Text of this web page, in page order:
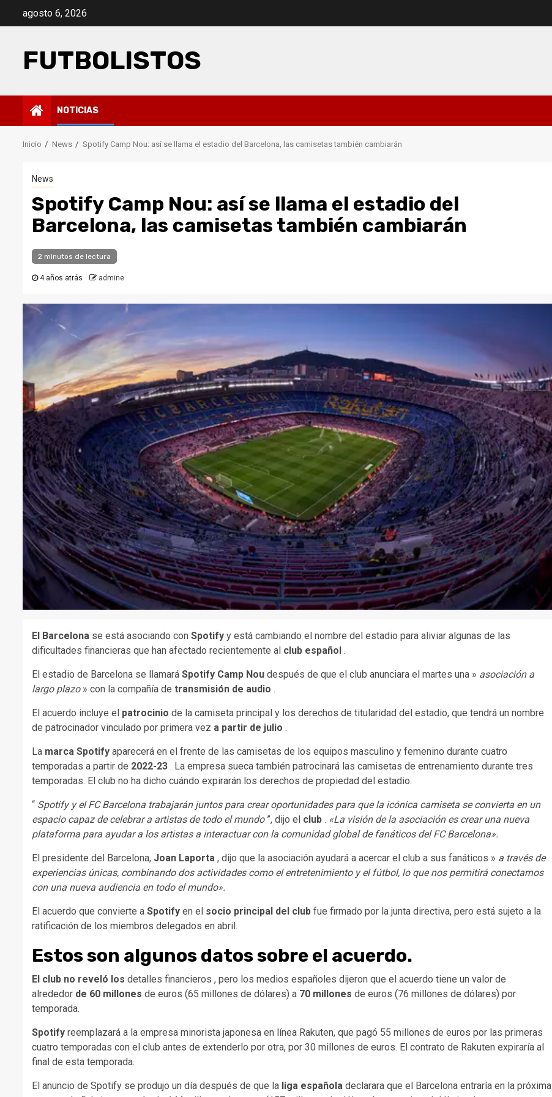
agosto 6, 2026
FUTBOLISTOS
NOTICIAS
Inicio News Spotify Camp Nou: así se llama el estadio del Barcelona, ​​las camisetas también cambiarán
News
Spotify Camp Nou: así se llama el estadio del
Barcelona, ​​las camisetas también cambiarán
2 minutos de lectura
4 años atrás admine
El Barcelona se está asociando con Spotify y está cambiando el nombre del estadio para aliviar algunas de las
dificultades financieras que han afectado recientemente al club español .
El estadio de Barcelona se llamará Spotify Camp Nou después de que el club anunciara el martes una » asociación a
largo plazo» con la compañía de transmisión de audio .
El acuerdo incluye el patrocinio de la camiseta principal y los derechos de titularidad del estadio, que tendrá un nombre
de patrocinador vinculado por primera vez a partir de julio .
La marca Spotify aparecerá en el frente de las camisetas de los equipos masculino y femenino durante cuatro
temporadas a partir de 2022-23 . La empresa sueca también patrocinará las camisetas de entrenamiento durante tres
temporadas. El club no ha dicho cuándo expirarán los derechos de propiedad del estadio.
“ Spotify y el FC Barcelona trabajarán juntos para crear oportunidades para que la icónica camiseta se convierta en un
espacio capaz de celebrar a artistas de todo el mundo”, dijo el club . «La visión de la asociación es crear una nueva
plataforma para ayudar a los artistas a interactuar con la comunidad global de fanáticos del FC Barcelona».
El presidente del Barcelona, ​​Joan Laporta , dijo que la asociación ayudará a acercar el club a sus fanáticos » a través de
experiencias únicas, combinando dos actividades como el entretenimiento y el fútbol, ​​lo que nos permitirá conectarnos
con una nueva audiencia en todo el mundo».
El acuerdo que convierte a Spotify en el socio principal del club fue firmado por la junta directiva, pero está sujeto a la
ratificación de los miembros delegados en abril.
Estos son algunos datos sobre el acuerdo.
El club no reveló los detalles financieros , pero los medios españoles dijeron que el acuerdo tiene un valor de
alrededor de 60 millones de euros (65 millones de dólares) a 70 millones de euros (76 millones de dólares) por
temporada.
Spotify reemplazará a la empresa minorista japonesa en línea Rakuten, que pagó 55 millones de euros por las primeras
cuatro temporadas con el club antes de extenderlo por otra, por 30 millones de euros. El contrato de Rakuten expiraría al
final de esta temporada.
El anuncio de Spotify se produjo un día después de que la liga española declarara que el Barcelona entraría en la próxima